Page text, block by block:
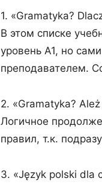
1. «Gramatyka?
В этом списке
уровень A1, но
преподавателем.
2. «Gramatyka?
Логичное
правил, т.к.
3. «Język polski dla